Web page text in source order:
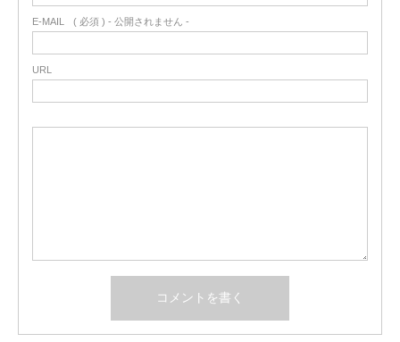
E-MAIL ( 必須 ) - 公開されません -
URL